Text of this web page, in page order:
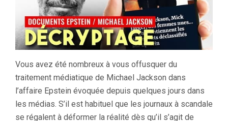
Vous avez été nombreux à vous offusquer du
traitement médiatique de Michael Jackson dans
l’affaire Epstein évoquée depuis quelques jours dans
les médias. S’il est habituel que les journaux à scandale
se régalent à déformer la réalité dès qu’il s’agit de